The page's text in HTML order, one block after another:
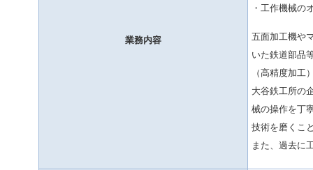
業務内容
・工作機械の
五面加工機や
いた鉄道部品
（高精度加工
大谷鉄工所の
械の操作を丁
技術を磨くこ
また、過去に